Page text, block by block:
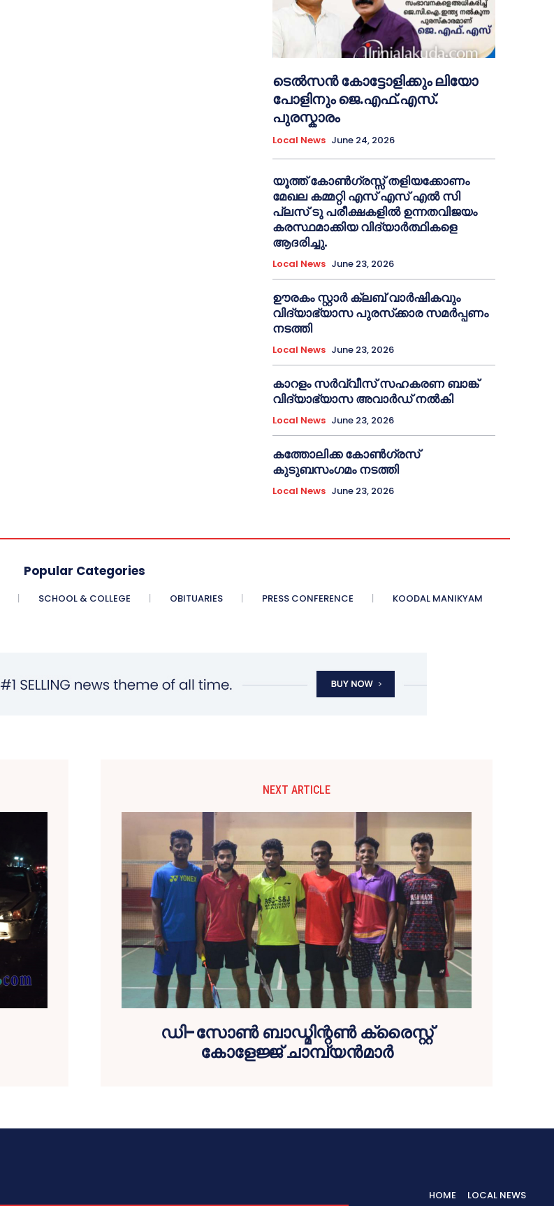
ടെൽസൻ കോട്ടോളിക്കും ലിയോ
പോളിനും ജെ.എഫ്.എസ്.
പുരസ്കാരം
Local News June 24, 2026
യൂത്ത് കോൺഗ്രസ്സ് തളിയക്കോണം
മേഖല കമ്മറ്റി എസ് എസ് എൽ സി
പ്ലസ് ടു പരീക്ഷകളിൽ ഉന്നതവിജയം
കരസ്ഥമാക്കിയ വിദ്യാർത്ഥികളെ
ആദരിച്ചു.
Local News June 23, 2026
ഊരകം സ്റ്റാർ ക്ലബ് വാർഷികവും
വിദ്യാഭ്യാസ പുരസ്‌ക്കാര സമർപ്പണം
നടത്തി
Local News June 23, 2026
കാറളം സർവ്വീസ് സഹകരണ ബാങ്ക്
വിദ്യാഭ്യാസ അവാർഡ് നൽകി
Local News June 23, 2026
കത്തോലിക്ക കോൺഗ്രസ്
കുടുബസംഗമം നടത്തി
Local News June 23, 2026
Popular Categories
SCHOOL & COLLEGE OBITUARIES PRESS CONFERENCE KOODAL MANIKYAM
NEXT ARTICLE
ഡി-സോണ്‍ ബാഡ്മിന്റണ്‍ ക്രൈസ്റ്റ്
കോളേജ്ജ് ചാമ്പ്യന്‍മാര്‍
HOME LOCAL NEWS